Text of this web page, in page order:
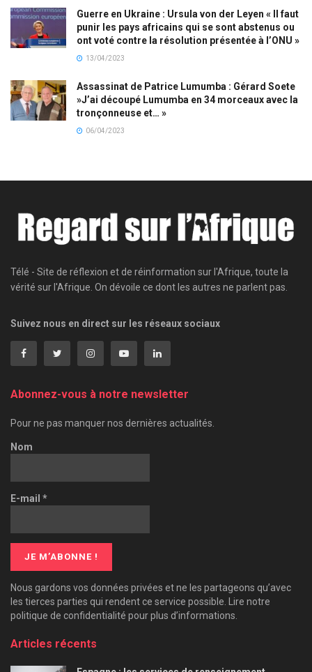
Guerre en Ukraine : Ursula von der Leyen « Il faut
punir les pays africains qui se sont abstenus ou
ont voté contre la résolution présentée à l’ONU »
13/04/2023
Assassinat de Patrice Lumumba : Gérard Soete
»J’ai découpé Lumumba en 34 morceaux avec la
tronçonneuse et… »
06/04/2023
Télé - Site de réflexion et de réinformation sur l'Afrique, toute la
vérité sur l'Afrique. On dévoile ce dont les autres ne parlent pas.
Suivez nous en direct sur les réseaux sociaux
Abonnez-vous à notre newsletter
Pour ne pas manquer nos dernières actualités.
Nom
E-mail *
Nous gardons vos données privées et ne les partageons qu’avec
les tierces parties qui rendent ce service possible. Lire notre
politique de confidentialité pour plus d’informations.
Articles récents